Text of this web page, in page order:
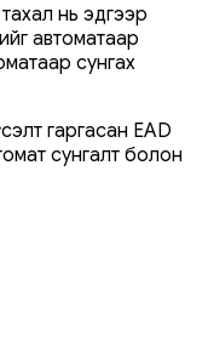
нь эдгээр
автоматаар
сунгах
гаргасан EAD
сунгалт болон